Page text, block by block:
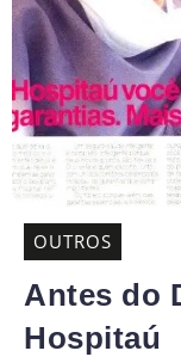
OUTROS
Antes do
Hospitaú